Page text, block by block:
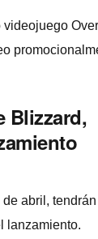
Blizzard,
abril,
lanzamiento.